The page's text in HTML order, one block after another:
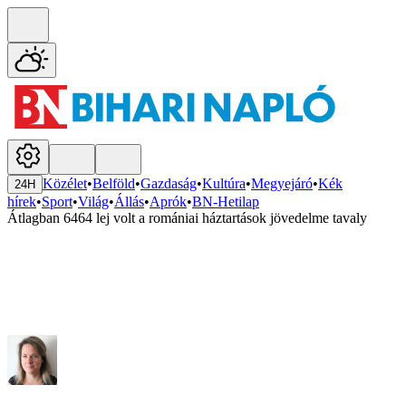
24H Közélet•Belföld•Gazdaság•Kultúra•Megyejáró•Kék
hírek•Sport•Világ•Állás•Aprók•BN-Hetilap
Átlagban 6464 lej volt a romániai háztartások jövedelme tavaly